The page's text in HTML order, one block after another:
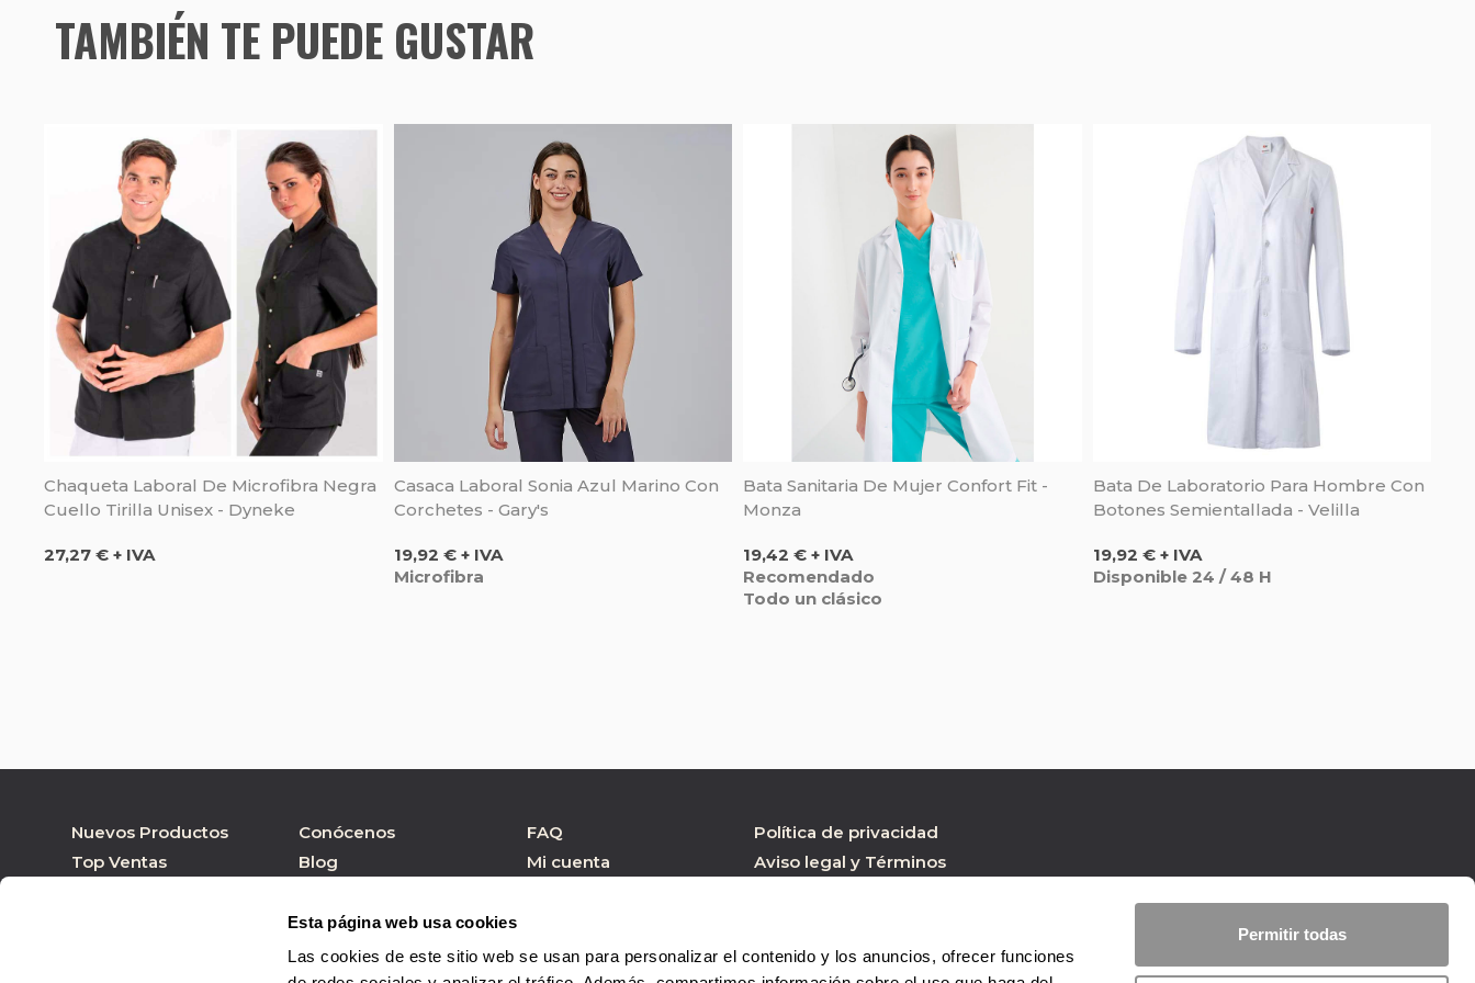
Esta página web usa cookies
Las cookies de este sitio web se usan para personalizar el contenido y los anuncios, ofrecer funciones
Permitir todas
TAMBIÉN TE PUEDE GUSTAR
Chaqueta Laboral De Microfibra Negra
Cuello Tirilla Unisex - Dyneke
Precio
27,27 € + IVA
Casaca Laboral Sonia Azul Marino Con
Corchetes - Gary's
Precio
19,92 € + IVA
Microfibra
Bata Sanitaria De Mujer Confort Fit -
Monza
Precio
19,42 € + IVA
Recomendado
Todo un clásico
Bata De Laboratorio Para Hombre Con
Botones Semientallada - Velilla
Precio
19,92 € + IVA
Disponible 24 / 48 H
Nuevos Productos
Top Ventas
Conócenos
Blog
Tienda física
FAQ
Mi cuenta
Política de privacidad
Aviso legal y Términos
Condiciones de